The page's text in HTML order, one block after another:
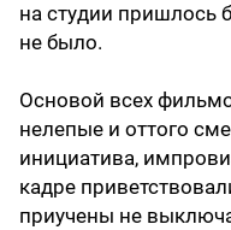
на студии пришлось
не было.
Основой всех
нелепые и оттого
инициатива,
кадре
приучены не